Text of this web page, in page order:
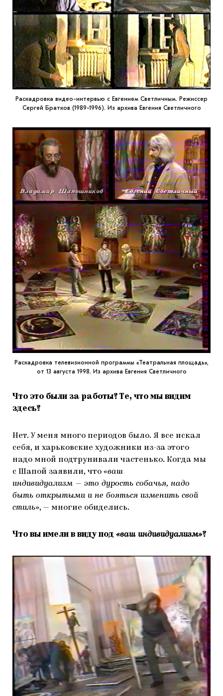
Раскадровка видео-интервью с Евгением Светличным. Режиссер
Сергей Братков (1989-1996). Из архива Евгения Светличного
Раскадровка телевизионной программы «Театральная площадь»,
от 13 августа 1998. Из архива Евгения Светличного
Что это были за работы? Те, что мы видим
здесь?
Нет. У меня много периодов было. Я все искал
себя, и харьковские художники из-за этого
надо мной подтрунивали частенько. Когда мы
с Шапой заявили, что «ваш
индивидуализм — это дурость собачья, надо
быть открытыми и не бояться изменить свой
стиль», — многие обиделись.
Что вы имели в виду под «ваш индивидуализм»?